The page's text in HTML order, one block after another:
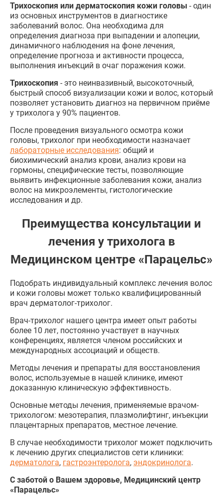
Трихоскопия или дерматоскопия кожи головы - один
из основных инструментов в диагностике
заболеваний волос. Она необходима для
определения диагноза при выпадении и алопеции,
динамичного наблюдения на фоне лечения,
определение прогноза и активности процесса,
выполнения инъекций в очаг поражения кожи.
Трихоскопия - это неинвазивный, высокоточный,
быстрый способ визуализации кожи и волос, который
позволяет установить диагноз на первичном приёме
у трихолога у 90% пациентов.
После проведения визуального осмотра кожи
головы, трихолог при необходимости назначает
лабораторные исследования: общий и
биохимический анализ крови, анализ крови на
гормоны, специфические тесты, позволяющие
выявить инфекционные заболевания кожи, анализ
волос на микроэлементы, гистологические
исследования и др.
Преимущества консультации и
лечения у трихолога в
Медицинском центре «Парацельс»
Подобрать индивидуальный комплекс лечения волос
и кожи головы может только квалифицированный
врач дерматолог-трихолог.
Врач-трихолог нашего центра имеет опыт работы
более 10 лет, постоянно участвует в научных
конференциях, является членом российских и
международных ассоциаций и обществ.
Методы лечения и препараты для восстановления
волос, используемые в нашей клинике, имеют
доказанную клиническую эффективность.
Основные методы лечения, применяемые врачом-
трихологом: мезотерапия, плазмолифтинг, инъекции
плацентарных препаратов, местное лечение.
В случае необходимости трихолог может подключить
к лечению других специалистов сети клиники:
дерматолога, гастроэнтеролога, эндокринолога.
С заботой о Вашем здоровье, Медицинский центр
«Парацельс»